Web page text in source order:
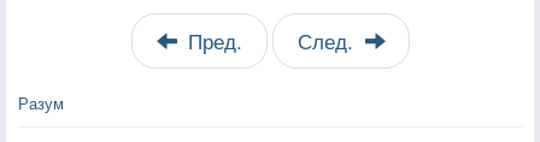
Пред. След.
Разум